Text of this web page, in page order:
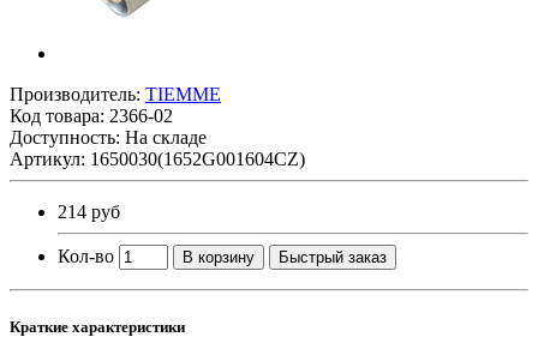
Производитель: TIEMME
Код товара: 2366-02
Доступность: На складе
Артикул: 1650030(1652G001604CZ)
214 руб
Кол-во В корзину Быстрый заказ
Краткие характеристики